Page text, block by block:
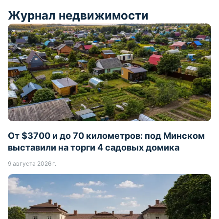
Журнал недвижимости
От $3700 и до 70 километров: под Минском
выставили на торги 4 садовых домика
9 августа 2026 г.